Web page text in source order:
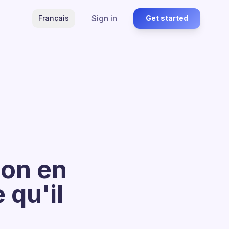
Français Sign in Get started
en
qu'il